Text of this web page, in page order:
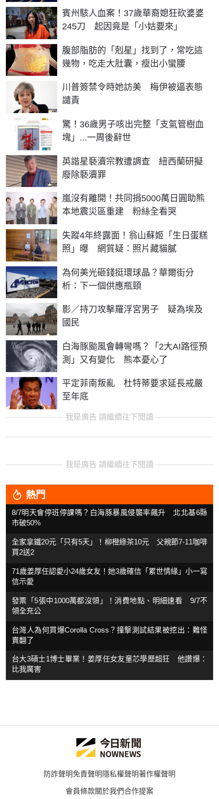
賓州駭人血案！37歲華裔媳狂砍婆婆
245刀 起因竟是「小姑要來」
腹部脂肪的「剋星」找到了，常吃這
幾物，吃走大肚囊，瘦出小蠻腰
PR
川普簽禁令時她訪美 梅伊被逼表態
譴責
驚！36歲男子咳出完整「支氣管樹血
塊」...一周後辭世
英諧星褻瀆宗教遭調查 紐西蘭研擬
廢除褻瀆罪
嵐沒有離開！共同捐5000萬日圓助熊
本地震災區重建 粉絲全看哭
失蹤4年終露面！翁山蘇姬「生日蛋糕
照」曝 網質疑：照片藏貓膩
為何美光砸錢挺環球晶？華爾街分
析：下一個供應瓶頸
影／持刀攻擊羅浮宮男子 疑為埃及
國民
白海豚颱風會轉彎嗎？「2大AI路徑預
測」又有變化 熊本憂心了
平定菲南叛亂 杜特蒂要求延長戒嚴
至年底
我是廣告 請繼續往下閱讀
我是廣告 請繼續往下閱讀
熱門
8/7明天會停班停課嗎？白海豚暴風侵襲率飆升 北北基6縣
市破50%
全家拿鐵20元「只有5天」！柳橙綠茶10元 父親節7-11咖啡
買2送2
71歲姜厚任認愛小24歲女友！她3歲確信「累世情緣」小一寫
信示愛
發票「5張中1000萬都沒領」！消費地點、明細速看 9/7不
領全充公
台灣人為何買爆Corolla Cross？撞擊測試結果被挖出：難怪
賣翻了
台大3碩士1博士畢業！姜厚任女友童芯學歷超狂 他讚爆：
比我厲害
防詐聲明免責聲明隱私權聲明著作權聲明
會員條款關於我們合作提案